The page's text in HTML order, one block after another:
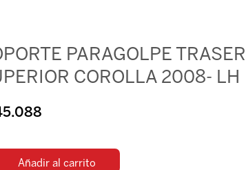
PARAGOLPE
COROLLA 2008- LH
Añadir al carrito